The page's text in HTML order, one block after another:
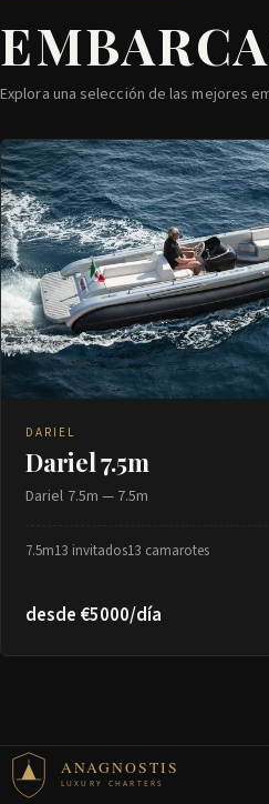
Explora una selección de las mejores
DARIEL
Dariel 7.5m
Dariel 7.5m — 7.5m
7.5m13 invitados13 camarotes
desde €5000/día
ANAGNOSTIS
LUXURY CHARTERS